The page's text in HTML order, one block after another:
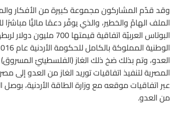
وقد قدّم المشاركون مجموعة كبيرة من الأفكار
عبر اتفاقيات موقعه مع وزارة الطاقة الأردنية، بوصل
من العدو.